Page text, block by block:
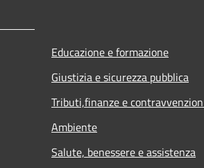
Educazione e formazione
Giustizia e sicurezza pubblica
Tributi,finanze e
Ambiente
Salute, benessere e assistenza